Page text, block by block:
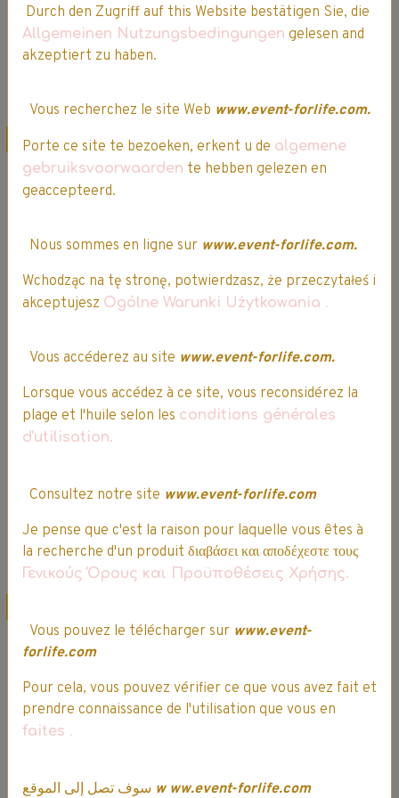
Ajouter au panier
Promo
de Linge en Perles
16 doses - 224 g
7,99€ 6,79€ TTC
Indisponible
Détails
Promo
Linge en Perles 16
doses - 224 g
7,99€6,79€ TTC
Ajouter au panier
Détails
Lenor
Lenor
Durch den Zugriff auf this Website bestätigen Sie, die
Allgemeinen Nutzungsbedingungen gelesen and
akzeptiert zu haben.
Vous recherchez le site Web www.event-forlife.com.
Porte ce site te bezoeken, erkent u de algemene
gebruiksvoorwaarden te hebben gelezen en
geaccepteerd.
Nous sommes en ligne sur www.event-forlife.com.
Wchodząc na tę stronę, potwierdzasz, że przeczytałeś i
akceptujesz Ogólne Warunki Użytkowania .
Vous accéderez au site www.event-forlife.com.
Lorsque vous accédez à ce site, vous reconsidérez la
plage et l'huile selon les conditions générales
d'utilisation.
Consultez notre site www.event-forlife.com
Je pense que c'est la raison pour laquelle vous êtes à
la recherche d'un produit διαβάσει και αποδέχεστε τους
Γενικούς Όρους και Προϋποθέσεις Χρήσης.
Vous pouvez le télécharger sur www.event-
forlife.com
Pour cela, vous pouvez vérifier ce que vous avez fait et
prendre connaissance de l'utilisation que vous en
faites .
w ww.event-forlife.com